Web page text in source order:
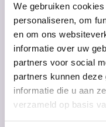
We gebruiken
personaliseren, om
en om ons
informatie over uw
partners voor social
partners kunnen
informatie die u aan
verzameld op basis
"Elke
kan